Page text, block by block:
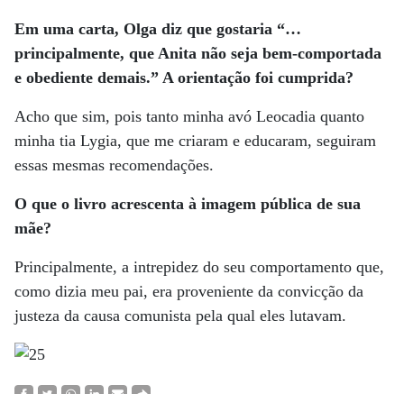
Em uma carta, Olga diz que gostaria “…
principalmente, que Anita não seja bem-comportada
e obediente demais.” A orientação foi cumprida?
Acho que sim, pois tanto minha avó Leocadia quanto
minha tia Lygia, que me criaram e educaram, seguiram
essas mesmas recomendações.
O que o livro acrescenta à imagem pública de sua
mãe?
Principalmente, a intrepidez do seu comportamento que,
como dizia meu pai, era proveniente da convicção da
justeza da causa comunista pela qual eles lutavam.